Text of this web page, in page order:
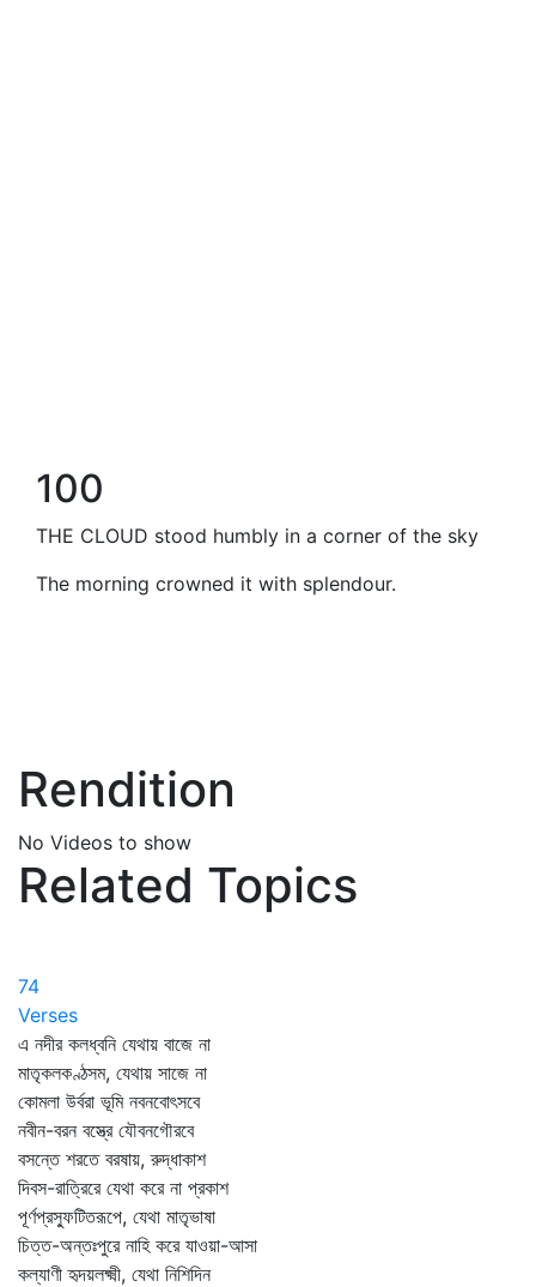
100
THE CLOUD stood humbly in a corner of the sky
The morning crowned it with splendour.
Rendition
No Videos to show
Related Topics
74
Verses
এ নদীর কলধ্বনি যেথায় বাজে না
মাতৃকলকণ্ঠসম, যেথায় সাজে না
কোমলা উর্বরা ভূমি নবনবোৎসবে
নবীন-বরন বস্ত্রে যৌবনগৌরবে
বসন্তে শরতে বরষায়, রুদ্ধাকাশ
দিবস-রাত্রিরে যেথা করে না প্রকাশ
পূর্ণপ্রস্ফুটিতরূপে, যেথা মাতৃভাষা
চিত্ত-অন্তঃপুরে নাহি করে যাওয়া-আসা
কল্যাণী হৃদয়লক্ষ্মী, যেথা নিশিদিন